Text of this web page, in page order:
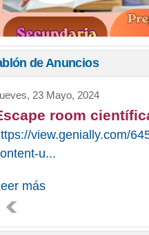
en el mapa
de Anuncios
23 Mayo, 2024
room
view.genially.com/
u...
más